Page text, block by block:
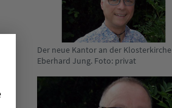
Der neue Kantor an der Klosterkirche
Eberhard Jung. Foto: privat